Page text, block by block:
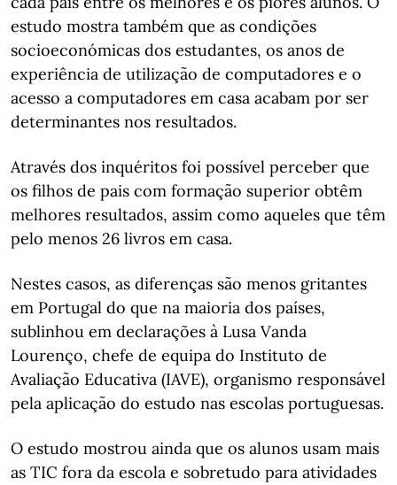
estudo mostra também que as condições
socioeconómicas dos estudantes, os anos de
experiência de utilização de computadores e o
acesso a computadores em casa acabam por ser
determinantes nos resultados.
Através dos inquéritos foi possível perceber que
os filhos de pais com formação superior obtêm
melhores resultados, assim como aqueles que têm
pelo menos 26 livros em casa.
Nestes casos, as diferenças são menos gritantes
em Portugal do que na maioria dos países,
sublinhou em declarações à Lusa Vanda
Lourenço, chefe de equipa do Instituto de
Avaliação Educativa (IAVE), organismo responsável
pela aplicação do estudo nas escolas portuguesas.
O estudo mostrou ainda que os alunos usam mais
as TIC fora da escola e sobretudo para atividades